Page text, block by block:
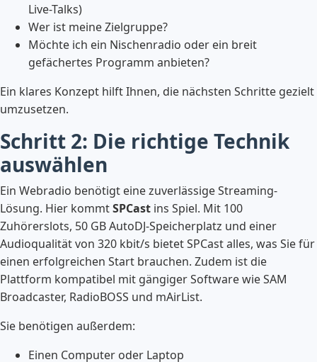
Live-Talks)
Wer ist meine Zielgruppe?
Möchte ich ein Nischenradio oder ein breit
gefächertes Programm anbieten?
Ein klares Konzept hilft Ihnen, die nächsten Schritte gezielt
umzusetzen.
Schritt 2: Die richtige Technik
auswählen
Ein Webradio benötigt eine zuverlässige Streaming-
Lösung. Hier kommtSPCast ins Spiel. Mit 100
Zuhörerslots, 50 GB AutoDJ-Speicherplatz und einer
Audioqualität von 320 kbit/s bietet SPCast alles, was Sie für
einen erfolgreichen Start brauchen. Zudem ist die
Plattform kompatibel mit gängiger Software wie SAM
Broadcaster, RadioBOSS und mAirList.
Sie benötigen außerdem:
Einen Computer oder Laptop